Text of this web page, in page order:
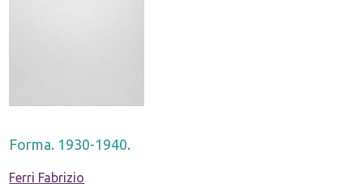
Forma. 1930-1940.
Ferri Fabrizio